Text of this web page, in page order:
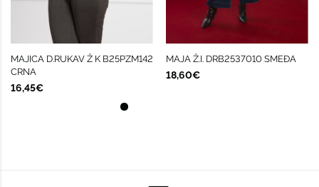
MAJICA D.RUKAV Ž K B25PZM142
CRNA
16,45€
MAJA Ž.I. DRB2537010 SMEĐA
18,60€